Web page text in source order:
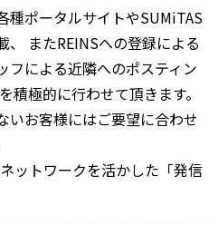
種ポータルサイトやSUMiTAS
またREINSへの登録による
フによる近隣へのポスティン
積極的に行わせて頂きます。
いお客様にはご要望に合わせ
ットワークを活かした「発信